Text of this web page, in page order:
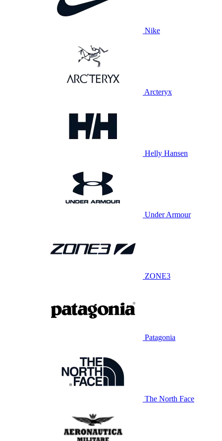
Nike
Arcteryx
Helly Hansen
Under Armour
ZONE3
Patagonia
The North Face